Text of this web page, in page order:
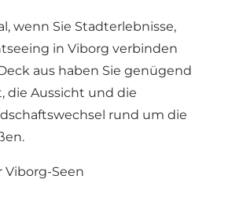
wenn Sie Stadterlebnisse,
in Viborg verbinden
aus haben Sie genügend
die Aussicht und die
rund um die
Viborg-Seen